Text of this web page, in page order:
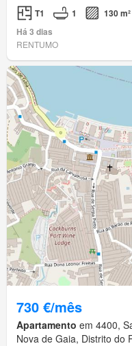
T1 1
130 m²
Há 3 dias
RENTUMO
730 €/mês
Apartamento em 4400,
Nova de Gaia, Distrito do